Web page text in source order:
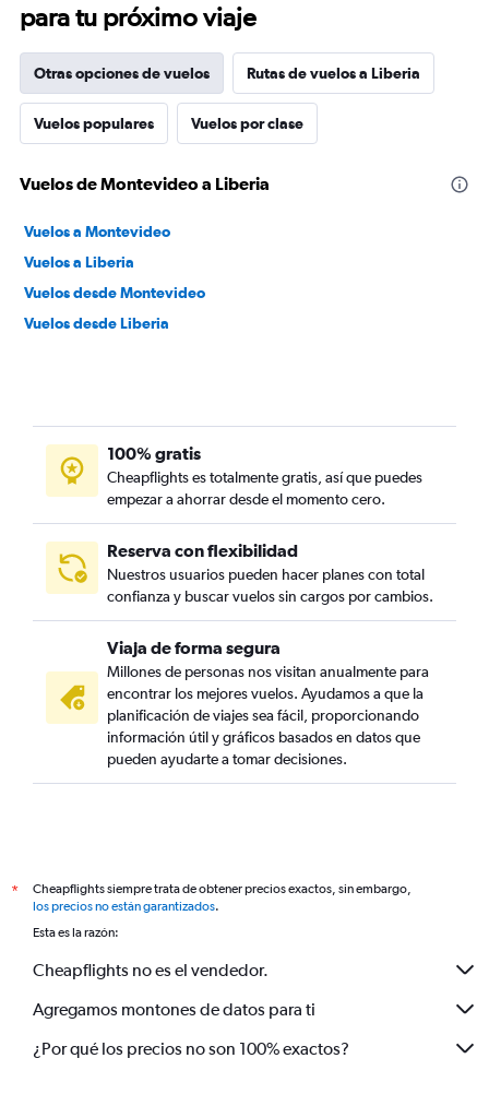
para tu próximo viaje
Otras opciones de vuelos Rutas de vuelos a Liberia
Vuelos populares Vuelos por clase
Vuelos de Montevideo a Liberia
Vuelos a Montevideo
Vuelos a Liberia
Vuelos desde Montevideo
Vuelos desde Liberia
100% gratis
Cheapflights es totalmente gratis, así que puedes
empezar a ahorrar desde el momento cero.
Reserva con flexibilidad
Nuestros usuarios pueden hacer planes con total
confianza y buscar vuelos sin cargos por cambios.
Viaja de forma segura
Millones de personas nos visitan anualmente para
encontrar los mejores vuelos. Ayudamos a que la
planificación de viajes sea fácil, proporcionando
información útil y gráficos basados en datos que
pueden ayudarte a tomar decisiones.
*
Cheapflights siempre trata de obtener precios exactos, sin embargo,
los precios no están garantizados.
Esta es la razón:
Cheapflights no es el vendedor.
Agregamos montones de datos para ti
¿Por qué los precios no son 100% exactos?